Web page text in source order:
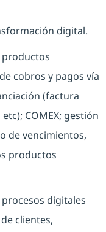
digital.
productos
cobros y pagos vía
(factura
COMEX; gestión
de vencimientos,
productos
digitales
clientes,